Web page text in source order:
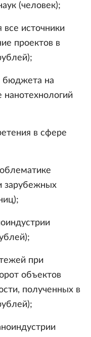
(человек);
источники
проектов в
бюджета на
в сфере
зарубежных
при
объектов
полученных в